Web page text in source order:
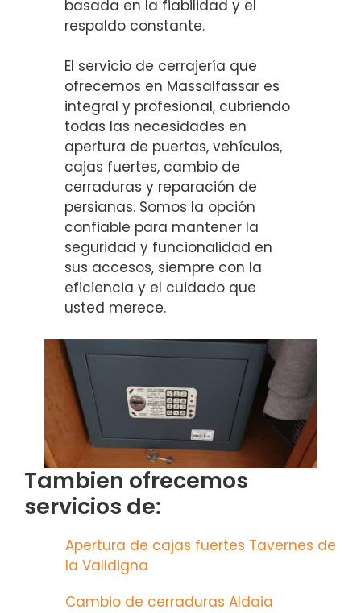
basada en la fiabilidad y el
respaldo constante.
El servicio de cerrajería que
ofrecemos en Massalfassar es
integral y profesional, cubriendo
todas las necesidades en
apertura de puertas, vehículos,
cajas fuertes, cambio de
cerraduras y reparación de
persianas. Somos la opción
confiable para mantener la
seguridad y funcionalidad en
sus accesos, siempre con la
eficiencia y el cuidado que
usted merece.
Tambien ofrecemos
servicios de:
Apertura de cajas fuertes Tavernes de
la Valldigna
Cambio de cerraduras Aldaia